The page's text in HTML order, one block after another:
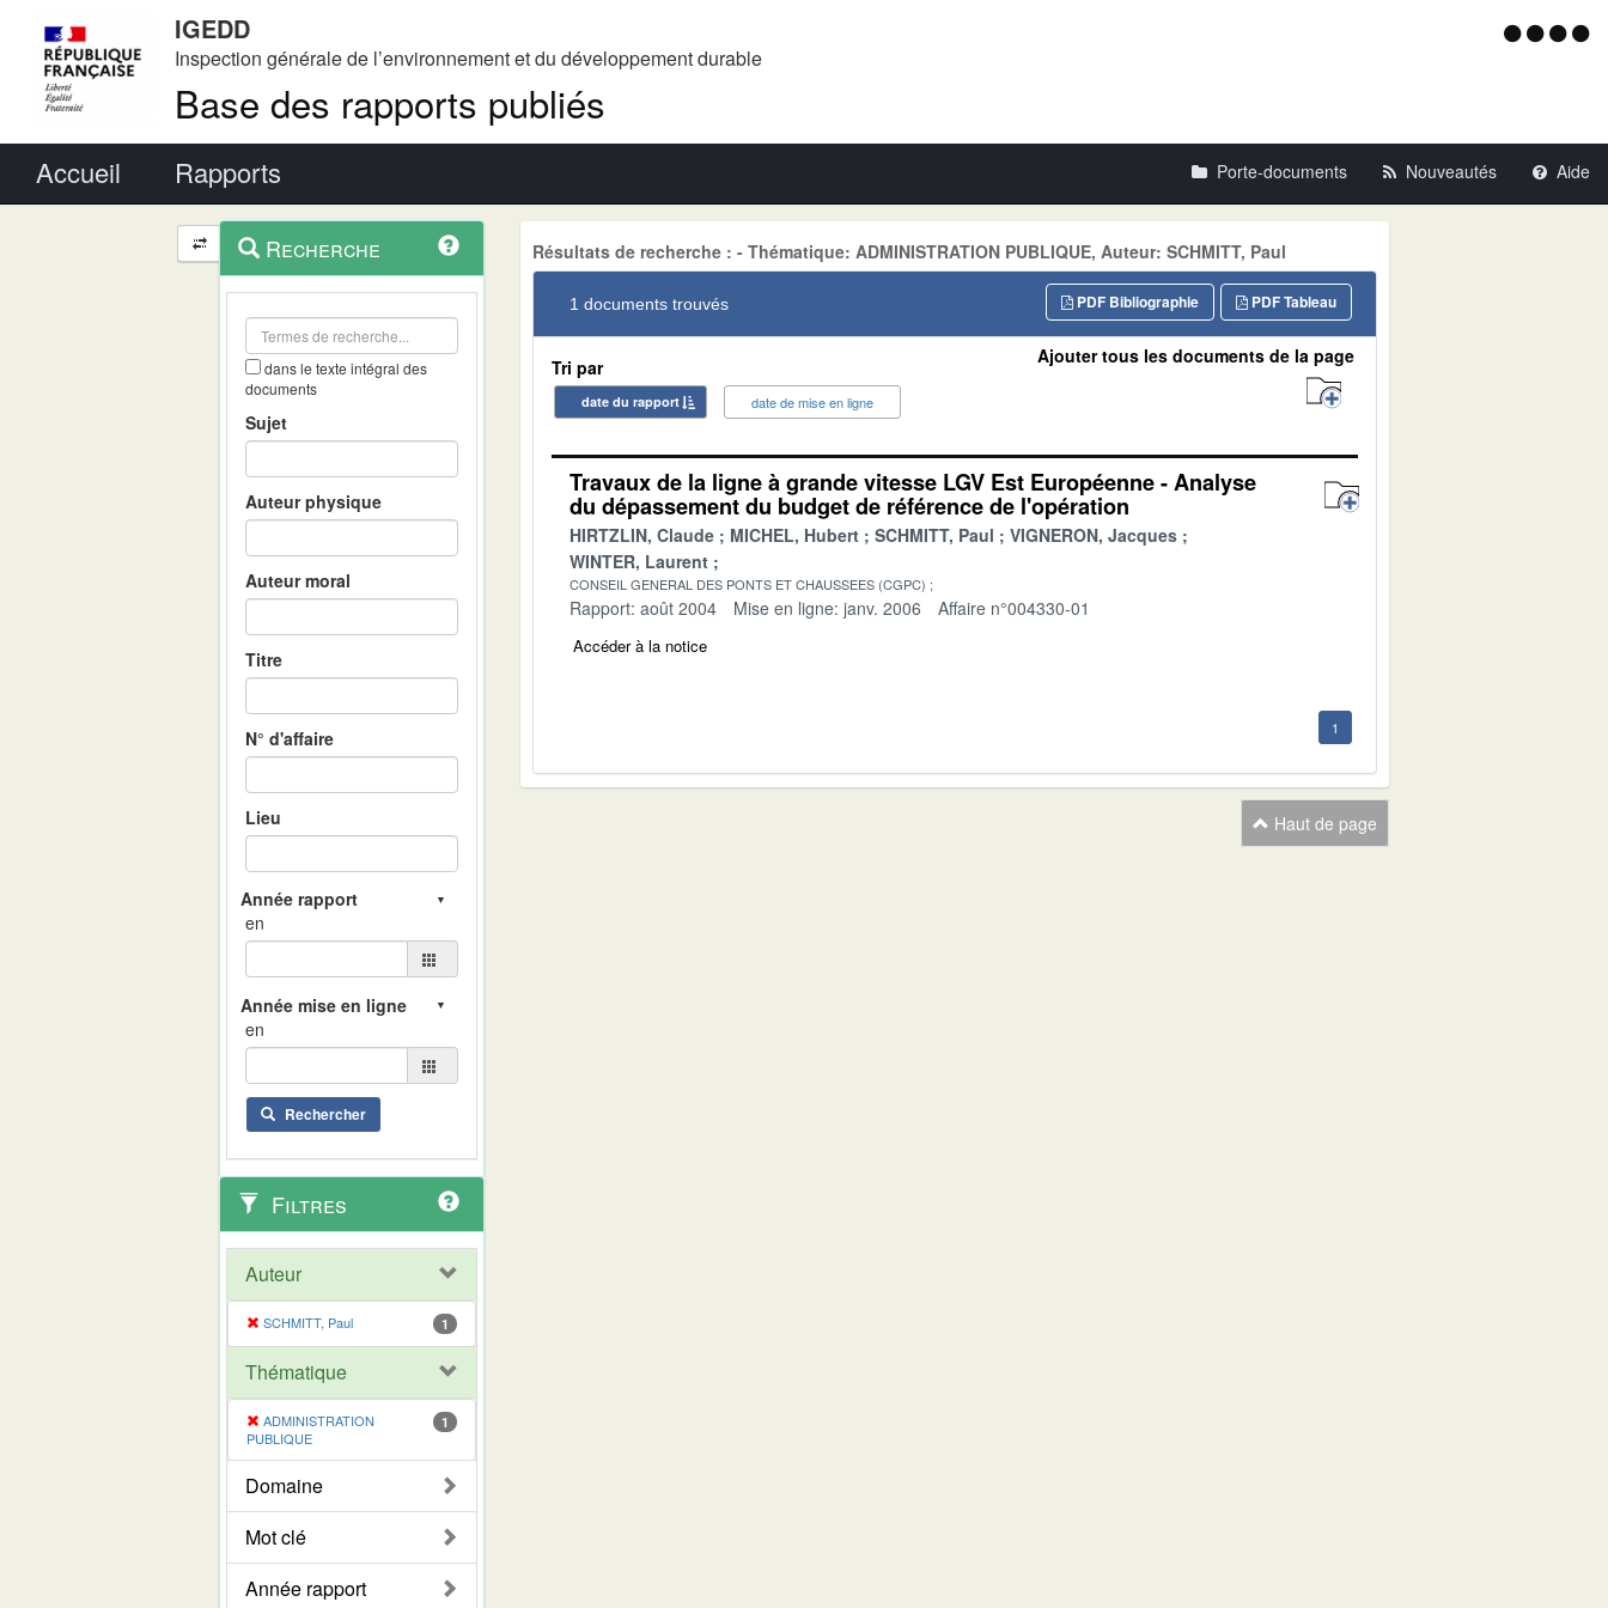
IGEDD
Inspection générale de l’environnement et du développement durable
Base des rapports publiés
Menu
Accueil Rapports Porte-documents Nouveautés Aide
Navigation
et
outils
contextuel
Recherche
dans le texte intégral des
documents
Sujet
Auteur physique
Auteur moral
Titre
N° d'affaire
Lieu
en
en
Rechercher
Filtres
Auteur
SCHMITT, Paul 1
Thématique
ADMINISTRATION
PUBLIQUE
1
Domaine
Mot clé
Année rapport
Résultats de recherche : - Thématique: ADMINISTRATION PUBLIQUE, Auteur: SCHMITT, Paul
1 documents trouvés PDF Tableau
PDF Bibliographie
Tri par
date du rapport date de mise en ligne
Ajouter tous les documents de la page
Travaux de la ligne à grande vitesse LGV Est Européenne - Analyse
du dépassement du budget de référence de l'opération
HIRTZLIN, Claude MICHEL, Hubert SCHMITT, Paul
VIGNERON, Jacques
WINTER, Laurent
CONSEIL GENERAL DES PONTS ET CHAUSSEES (CGPC)
Rapport: août 2004 Mise en ligne: janv. 2006 Affaire n°004330-01
Accéder à la notice
1
Haut de page